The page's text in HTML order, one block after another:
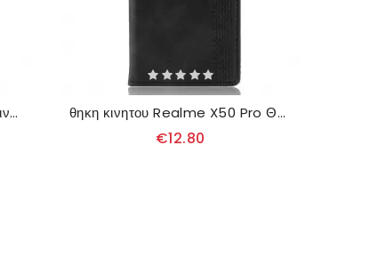
Θήκη Realme X50 Pro Δερμάτινη Ραφή Σε Στυλ θηκη κινητου Realme X50 Pro Θήκη Flip Στυλιζαρισμένο Vintage Δερμάτινο Εφέ
€12.80